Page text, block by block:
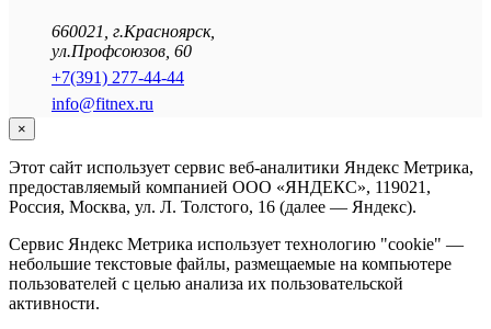
660021 г.Красноярск,
ул.Профсоюзов, 60
+7(391) 277-44-44
info@fitnex.ru
×
Этот сайт использует сервис веб-аналитики Яндекс Метрика,
предоставляемый компанией ООО «ЯНДЕКС», 119021,
Россия, Москва, ул. Л. Толстого, 16 (далее — Яндекс).
Сервис Яндекс Метрика использует технологию "cookie" —
небольшие текстовые файлы, размещаемые на компьютере
пользователей с целью анализа их пользовательской
активности.